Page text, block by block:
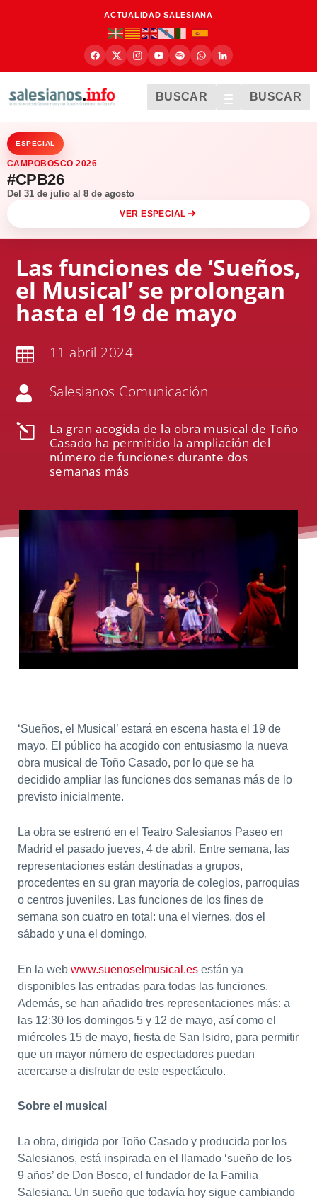
ACTUALIDAD SALESIANA
BUSCAR BUSCAR
ESPECIAL
CAMPOBOSCO 2026
#CPB26
Del 31 de julio al 8 de agosto
VER ESPECIAL
Las funciones de ‘Sueños,
el Musical’ se prolongan
hasta el 19 de mayo
 11 abril 2024
 Salesianos Comunicación
l
La gran acogida de la obra musical de Toño
Casado ha permitido la ampliación del
número de funciones durante dos
semanas más
‘Sueños, el Musical’ estará en escena hasta el 19 de
mayo. El público ha acogido con entusiasmo la nueva
obra musical de Toño Casado, por lo que se ha
decidido ampliar las funciones dos semanas más de lo
previsto inicialmente.
La obra se estrenó en el Teatro Salesianos Paseo en
Madrid el pasado jueves, 4 de abril. Entre semana, las
representaciones están destinadas a grupos,
procedentes en su gran mayoría de colegios, parroquias
o centros juveniles. Las funciones de los fines de
semana son cuatro en total: una el viernes, dos el
sábado y una el domingo.
En la web www.suenoselmusical.esestán ya
disponibles las entradas para todas las funciones.
Además, se han añadido tres representaciones más: a
las 12:30 los domingos 5 y 12 de mayo, así como el
miércoles 15 de mayo, fiesta de San Isidro, para permitir
que un mayor número de espectadores puedan
acercarse a disfrutar de este espectáculo.
Sobre el musical
La obra, dirigida por Toño Casado y producida por los
Salesianos, está inspirada en el llamado ‘sueño de los
9 años’ de Don Bosco, el fundador de la Familia
Salesiana. Un sueño que todavía hoy sigue cambiando